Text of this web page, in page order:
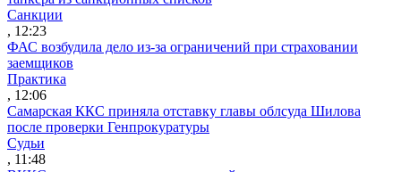
Санкции
, 12:23
ФАС возбудила дело из-за ограничений при страховании
заемщиков
Практика
, 12:06
Самарская ККС приняла отставку главы облсуда Шилова
после проверки Генпрокуратуры
Судьи
, 11:48